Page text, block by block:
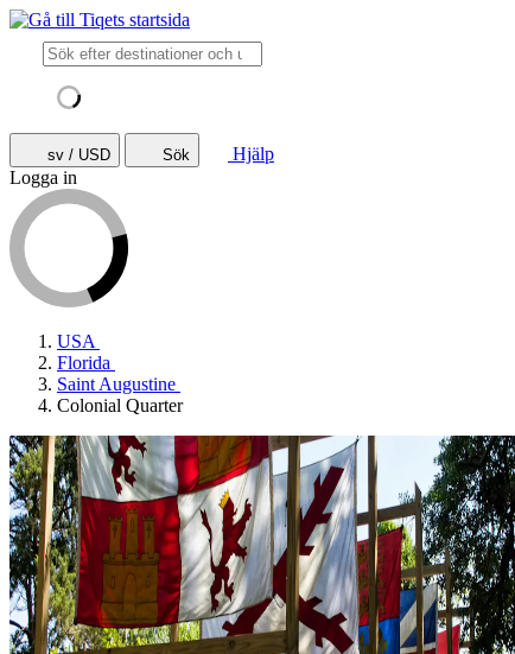
sv / USD Sök
Hjälp
Logga in
USA
Florida
Saint Augustine
Colonial Quarter